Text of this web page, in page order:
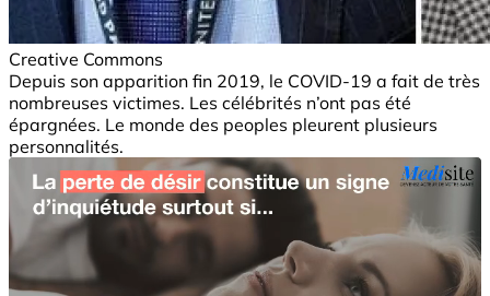
Creative Commons
Depuis son apparition fin 2019, le COVID-19 a fait de très
nombreuses victimes. Les célébrités n’ont pas été
épargnées. Le monde des peoples pleurent plusieurs
personnalités.